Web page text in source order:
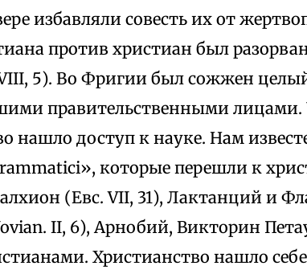
избавляли совесть их от
против христиан был
5). Во Фригии был сожжен
правительственными лицами.
нашло доступ к науке. Нам
которые перешли к
(Евс. VII, 31), Лактанций и
II, 6), Арнобий, Викторин
Христианство нашло